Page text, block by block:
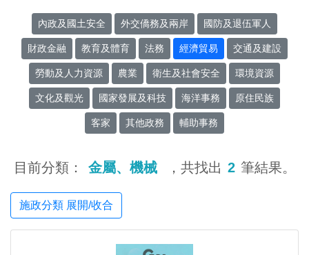
內政及國土安全 外交僑務及兩岸 國防及退伍軍人
財政金融 教育及體育 法務 經濟貿易 交通及建設
勞動及人力資源 農業 衛生及社會安全 環境資源
文化及觀光 國家發展及科技 海洋事務 原住民族
客家 其他政務 輔助事務
目前分類： 金屬、機械 ，共找出 2 筆結果。
施政分類 展開/收合